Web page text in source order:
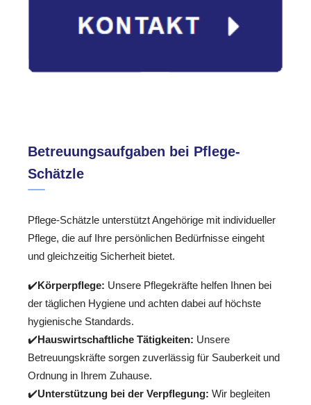
Betreuungsaufgaben bei Pflege-
Schätzle
Pflege-Schätzle unterstützt Angehörige mit individueller
Pflege, die auf Ihre persönlichen Bedürfnisse eingeht
und gleichzeitig Sicherheit bietet.
✔️Körperpflege: Unsere Pflegekräfte helfen Ihnen bei
der täglichen Hygiene und achten dabei auf höchste
hygienische Standards.
✔️Hauswirtschaftliche Tätigkeiten: Unsere
Betreuungskräfte sorgen zuverlässig für Sauberkeit und
Ordnung in Ihrem Zuhause.
✔️Unterstützung bei der Verpflegung: Wir begleiten